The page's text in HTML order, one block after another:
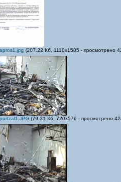
(207.22 Кб, 1110x1585 - просмотрено
(79.31 Кб, 720x576 - просмотрено